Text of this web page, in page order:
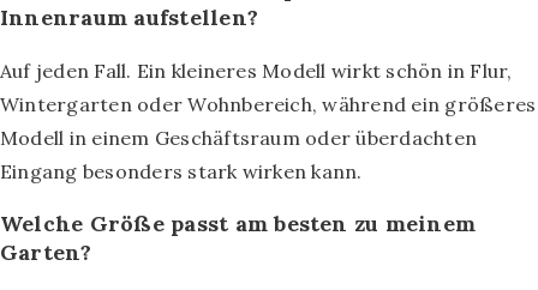
Innenraum aufstellen?
Auf jeden Fall. Ein kleineres Modell wirkt schön in Flur,
Wintergarten oder Wohnbereich, während ein größeres
Modell in einem Geschäftsraum oder überdachten
Eingang besonders stark wirken kann.
Welche Größe passt am besten zu meinem
Garten?